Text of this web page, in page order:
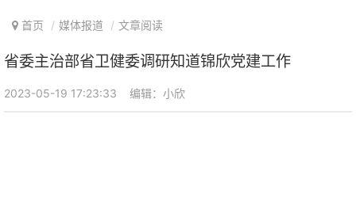
首页 媒体报道 文章阅读
省委主治部省卫健委调研知道锦欣党建工作
2023-05-19 17:23:33 编辑：小欣